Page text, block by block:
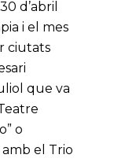
d’abril
i el mes
ciutats
que va
o
amb el Trio